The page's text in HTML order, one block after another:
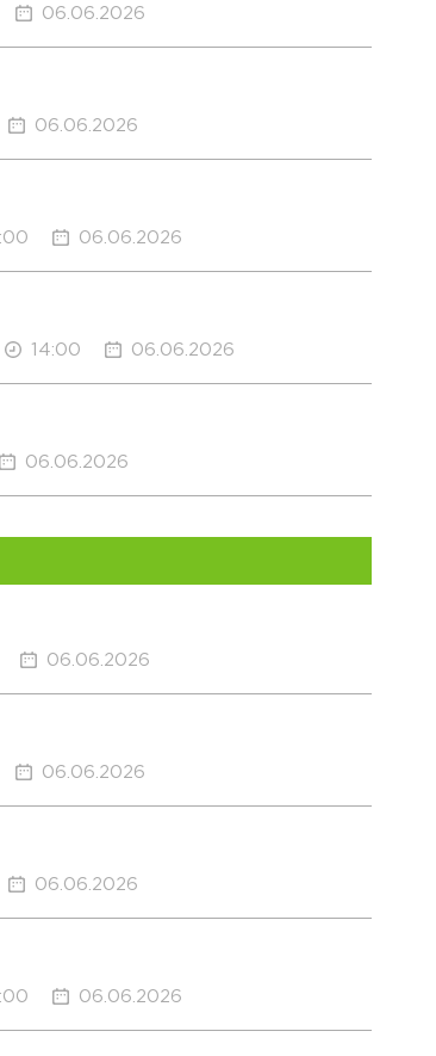
06.06.2026
06.06.2026
06.06.2026
14:00 06.06.2026
06.06.2026
06.06.2026
06.06.2026
06.06.2026
06.06.2026